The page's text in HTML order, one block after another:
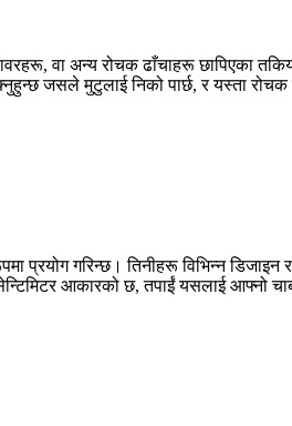
वा अन्य रोचक ढाँचाहरू छापिएका
जसले मुटुलाई निको पार्छ, र यस्ता
प्रयोग गरिन्छ। तिनीहरू विभिन्न
आकारको छ, तपाईं यसलाई आफ्नो